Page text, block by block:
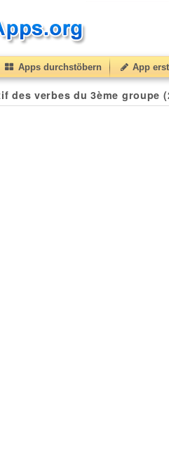
Apps durchstöbern App
des verbes du 3ème groupe
3ème groupe (2)